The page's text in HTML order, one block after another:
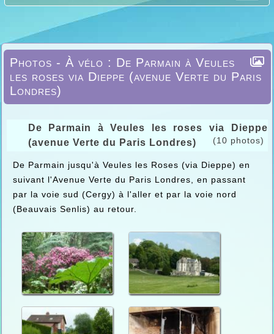
Photos - À vélo : De Parmain à Veules
les roses via Dieppe (avenue Verte du Paris
Londres)
De Parmain à Veules les roses via Dieppe
(avenue Verte du Paris Londres)
(10 photos)
De Parmain jusqu'à Veules les Roses (via Dieppe) en
suivant l'Avenue Verte du Paris Londres, en passant
par la voie sud (Cergy) à l'aller et par la voie nord
(Beauvais Senlis) au retour.